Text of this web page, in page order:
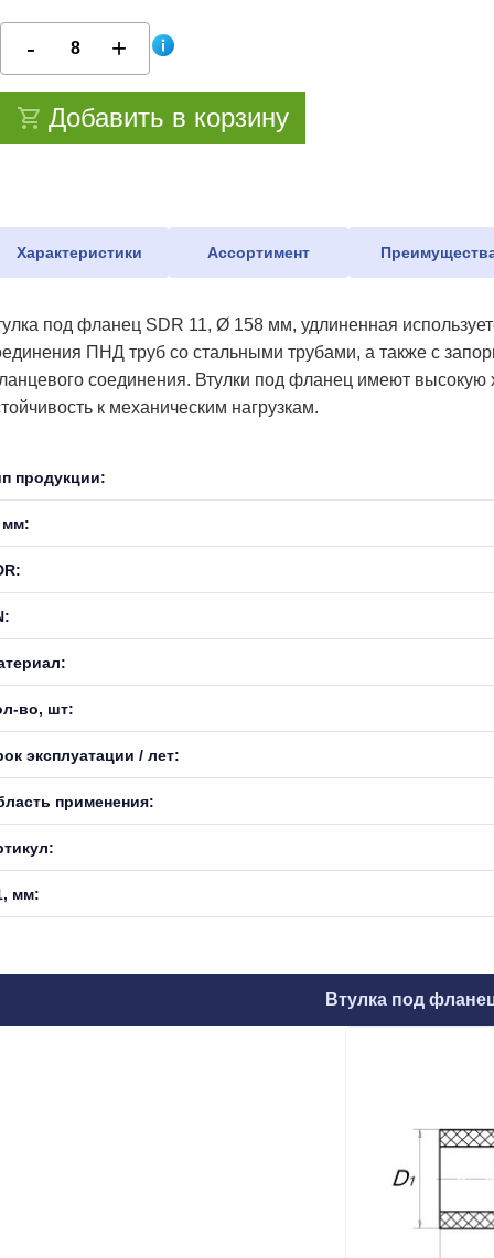
Добавить в корзину
Характеристики Ассортимент
под фланец SDR 11, Ø 158 мм, удлиненная
ПНД труб со стальными трубами, а также с
соединения. Втулки под фланец имеют высокую
к механическим нагрузкам.
продукции:
мм:
во, шт:
эксплуатации / лет:
применения:
мм:
Втулка под